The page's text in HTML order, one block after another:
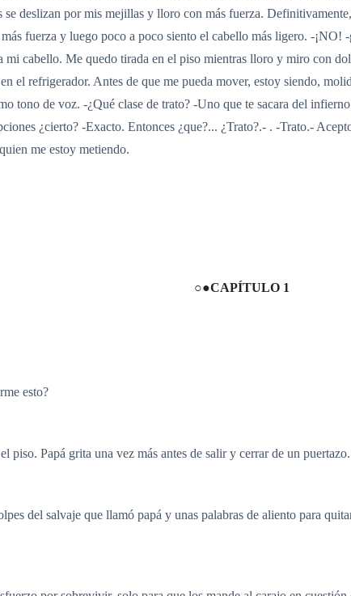
se deslizan por mis mejillas y lloro con más fuerza.
fuerza y luego poco a poco siento el cabello más ligero. -
cabello. Me quedo tirada en el piso mientras lloro y miro con
en el refrigerador. Antes de que me pueda mover, estoy
tono de voz. -¿Qué clase de trato? -Uno que te sacara del
¿cierto? -Exacto. Entonces ¿que?... ¿Trato?.- . -Trato.-
me estoy metiendo.
○●CAPÍTULO 1
esto?
piso. Papá grita una vez más antes de salir y cerrar de un puertazo.
del salvaje que llamó papá y unas palabras de aliento para